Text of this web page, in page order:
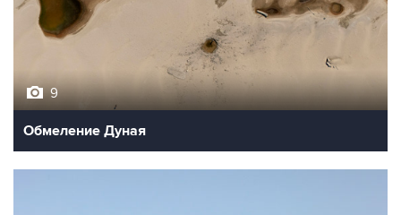
9
Обмеление Дуная